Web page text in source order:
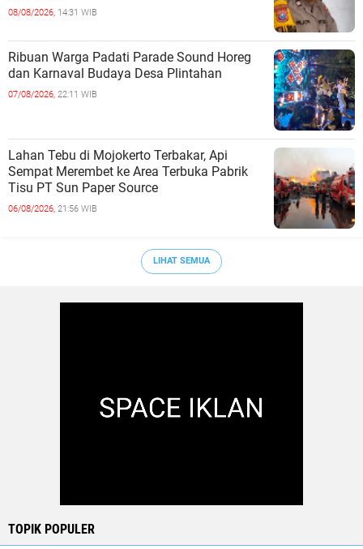
08/08/2026, 14:31 WIB
Ribuan Warga Padati Parade Sound Horeg
dan Karnaval Budaya Desa Plintahan
07/08/2026, 22:11 WIB
Lahan Tebu di Mojokerto Terbakar, Api
Sempat Merembet ke Area Terbuka Pabrik
Tisu PT Sun Paper Source
06/08/2026, 21:56 WIB
LIHAT SEMUA
TOPIK POPULER